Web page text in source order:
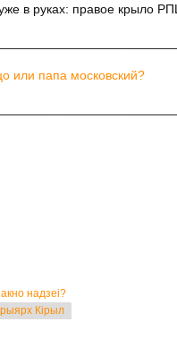
в руках: правое крыло
или папа московский?
надзеі?
Кірыл